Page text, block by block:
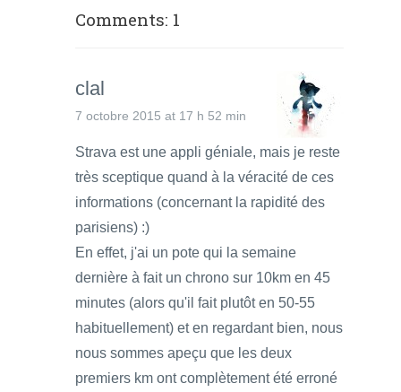
Comments: 1
clal
7 octobre 2015 at 17 h 52 min
Strava est une appli géniale, mais je reste
très sceptique quand à la véracité de ces
informations (concernant la rapidité des
parisiens) :)
En effet, j'ai un pote qui la semaine
dernière à fait un chrono sur 10km en 45
minutes (alors qu'il fait plutôt en 50-55
habituellement) et en regardant bien, nous
nous sommes apeçu que les deux
premiers km ont complètement été erroné